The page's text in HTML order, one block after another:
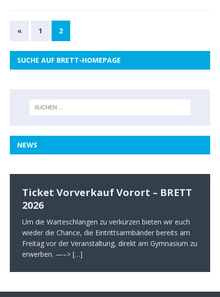
« 1 2
SUCHE AUF BRETT-HOMEPAGE
NEWS
Ticket Vorverkauf Vorort – BRETT
2026
Um die Warteschlangen zu verkürzen bieten wir euch
wieder die Chance, die Eintrittsarmbänder bereits am
Freitag vor der Veranstaltung, direkt am Gymnasium zu
erwerben. —–> […]